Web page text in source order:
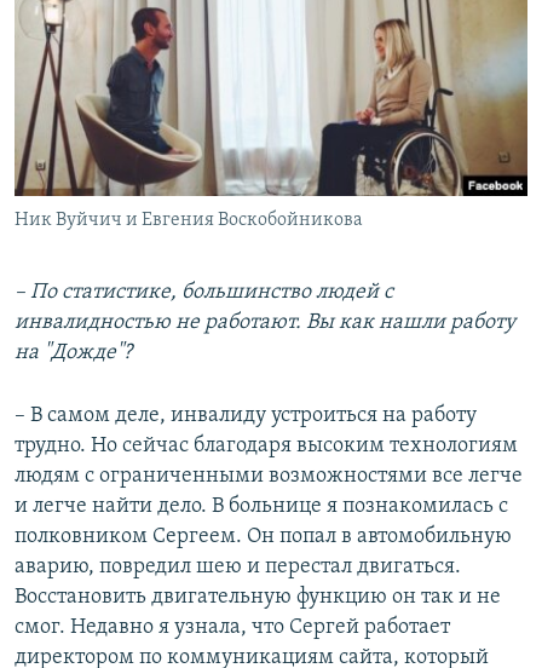
Ник Вуйчич и Евгения Воскобойникова
– По статистике, большинство людей с
инвалидностью не работают. Вы как нашли работу
на "Дожде"?
– В самом деле, инвалиду устроиться на работу
трудно. Но сейчас благодаря высоким технологиям
людям с ограниченными возможностями все легче
и легче найти дело. В больнице я познакомилась с
полковником Сергеем. Он попал в автомобильную
аварию, повредил шею и перестал двигаться.
Восстановить двигательную функцию он так и не
смог. Недавно я узнала, что Сергей работает
директором по коммуникациям сайта, который